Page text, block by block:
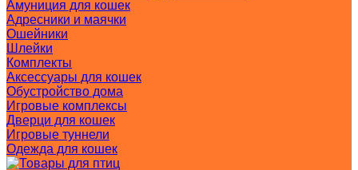
Амуниция для кошек
Адресники и маячки
Ошейники
Шлейки
Комплекты
Аксессуары для кошек
Обустройство дома
Игровые комплексы
Дверци для кошек
Игровые туннели
Одежда для кошек